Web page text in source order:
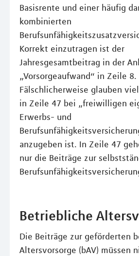
Basisrente und einer häufig
kombinierten
Korrekt einzutragen ist der
Jahresgesamtbeitrag in der
„Vorsorgeaufwand“ in Zeile 8.
Fälschlicherweise glauben
in Zeile 47 bei „freiwilligen
Erwerbs- und
anzugeben ist. In Zeile 47
nur die Beiträge zur
Betriebliche
Die Beiträge zur geförderten
Altersvorsorge (bAV) müssen